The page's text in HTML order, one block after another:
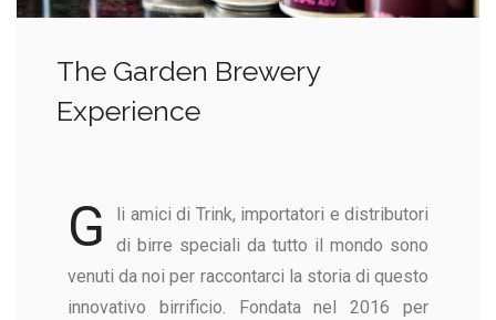
The Garden Brewery
Experience
G
li amici di Trink, importatori e distributori
di birre speciali da tutto il mondo sono
venuti da noi per raccontarci la storia di questo
innovativo birrificio.
Fondata nel 2016 per